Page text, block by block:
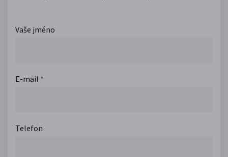
Vaše jméno
E-mail *
Telefon